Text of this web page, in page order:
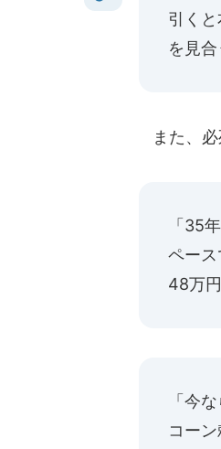
引く
を見合
また、必
「35
ペース
48万
「今
コー